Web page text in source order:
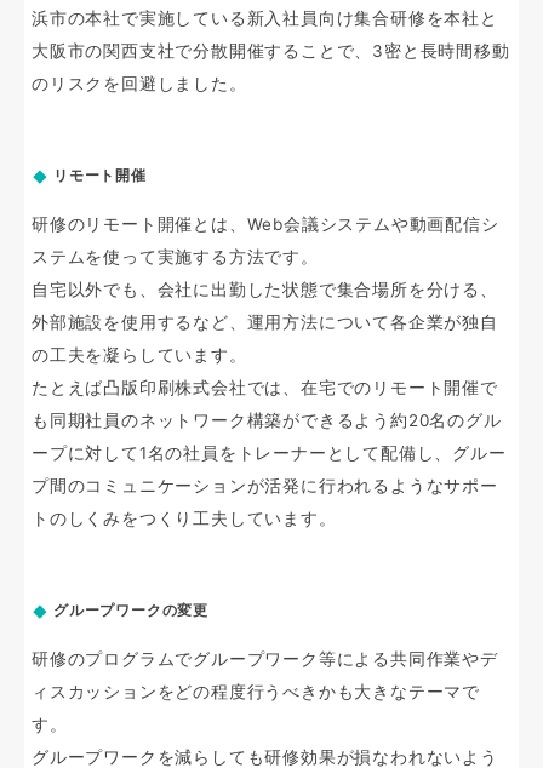
浜市の本社で実施している新入社員向け集合研修を本社と
大阪市の関西支社で分散開催することで、3密と長時間移動
のリスクを回避しました。
リモート開催
研修のリモート開催とは、Web会議システムや動画配信シ
ステムを使って実施する方法です。
自宅以外でも、会社に出勤した状態で集合場所を分ける、
外部施設を使用するなど、運用方法について各企業が独自
の工夫を凝らしています。
たとえば凸版印刷株式会社では、在宅でのリモート開催で
も同期社員のネットワーク構築ができるよう約20名のグル
ープに対して1名の社員をトレーナーとして配備し、グルー
プ間のコミュニケーションが活発に行われるようなサポー
トのしくみをつくり工夫しています。
グループワークの変更
研修のプログラムでグループワーク等による共同作業やデ
ィスカッションをどの程度行うべきかも大きなテーマで
す。
グループワークを減らしても研修効果が損なわれないよう